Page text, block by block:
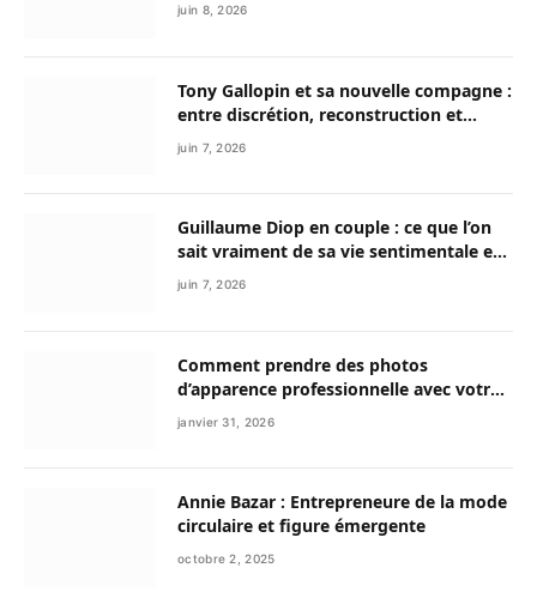
juin 8, 2026
Tony Gallopin et sa nouvelle compagne :
entre discrétion, reconstruction et
nouvelle vie
juin 7, 2026
Guillaume Diop en couple : ce que l’on
sait vraiment de sa vie sentimentale et
de son parcours exceptionnel
juin 7, 2026
Comment prendre des photos
d’apparence professionnelle avec votre
smartphone ?
janvier 31, 2026
Annie Bazar : Entrepreneure de la mode
circulaire et figure émergente
octobre 2, 2025